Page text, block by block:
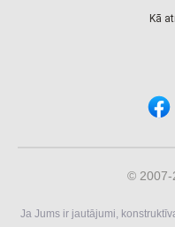
Kā
© 2007-
Ja Jums ir jautājumi,